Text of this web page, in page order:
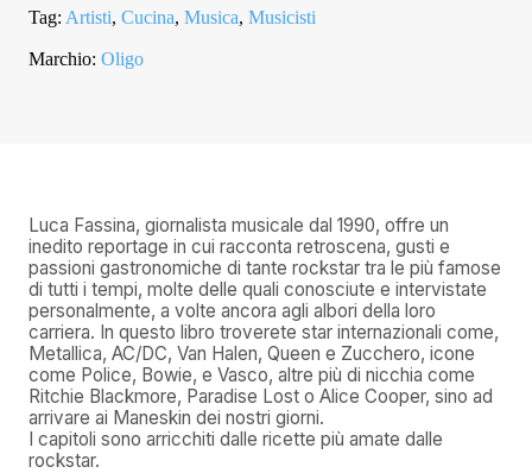
Tag: Artisti, Cucina, Musica, Musicisti
Marchio: Oligo
Luca Fassina, giornalista musicale dal 1990, offre un
inedito reportage in cui racconta retroscena, gusti e
passioni gastronomiche di tante rockstar tra le più famose
di tutti i tempi, molte delle quali conosciute e intervistate
personalmente, a volte ancora agli albori della loro
carriera. In questo libro troverete star internazionali come,
Metallica, AC/DC, Van Halen, Queen e Zucchero, icone
come Police, Bowie, e Vasco, altre più di nicchia come
Ritchie Blackmore, Paradise Lost o Alice Cooper, sino ad
arrivare ai Maneskin dei nostri giorni.
I capitoli sono arricchiti dalle ricette più amate dalle
rockstar.